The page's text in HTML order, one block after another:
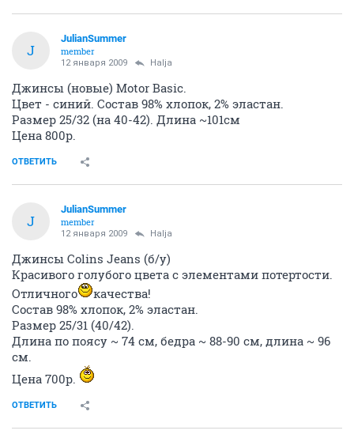
J
JulianSummer
member
12 января 2009 Halja
Джинсы (новые) Motor Basic.
Цвет - синий. Состав 98% хлопок, 2% эластан.
Размер 25/32 (на 40-42). Длина ~101см
Цена 800р.
ОТВЕТИТЬ
J
JulianSummer
member
12 января 2009 Halja
Джинсы Colins Jeans (б/у)
Красивого голубого цвета с элементами потертости.
Отличного
качества!
Состав 98% хлопок, 2% эластан.
Размер 25/31 (40/42).
Длина по поясу ~ 74 см, бедра ~ 88-90 см, длина ~ 96
см.
Цена 700р.
ОТВЕТИТЬ